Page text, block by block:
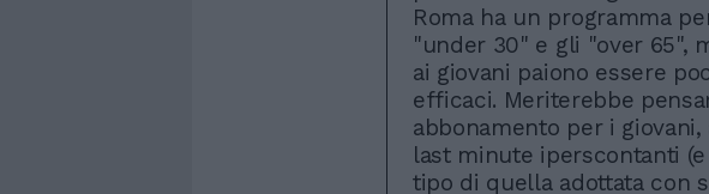
Roma ha un programma
"under 30" e gli "over 65",
ai giovani paiono essere
efficaci. Meriterebbe
abbonamento per i
last minute iperscontanti
tipo di quella adottata con